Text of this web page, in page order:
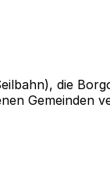
die
Gemeinden